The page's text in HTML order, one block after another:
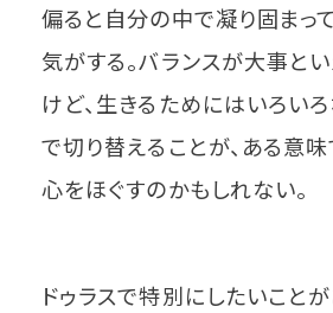
偏ると自分の中で凝り固まっ
気がする。バランスが大事と
けど、生きるためにはいろい
で切り替えることが、ある意
心をほぐすのかもしれない。
ドゥラスで特別にしたいこと